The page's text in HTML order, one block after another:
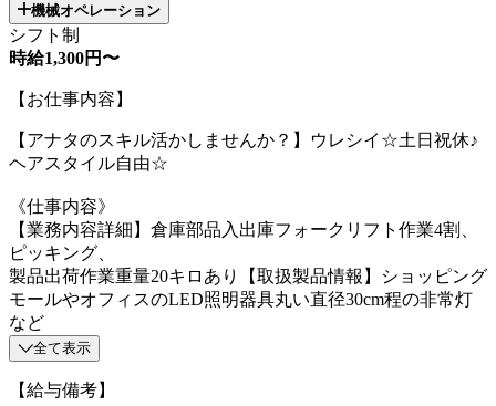
機械オペレーション
シフト制
時給1,300円〜
【お仕事内容】
【アナタのスキル活かしませんか？】ウレシイ☆土日祝休♪
ヘアスタイル自由☆
《仕事内容》
【業務内容詳細】倉庫部品入出庫フォークリフト作業4割、
ピッキング、
製品出荷作業重量20キロあり【取扱製品情報】ショッピング
モールやオフィスのLED照明器具丸い直径30cm程の非常灯
など
全て表示
【給与備考】